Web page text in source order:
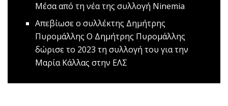
Mέσα από τη νέα της συλλογή Ninemia
Απεβίωσε ο συλλέκτης Δημήτρης
Πυρομάλλης Ο Δημήτρης Πυρομάλλης
δώρισε το 2023 τη συλλογή του για την
Μαρία Κάλλας στην ΕΛΣ